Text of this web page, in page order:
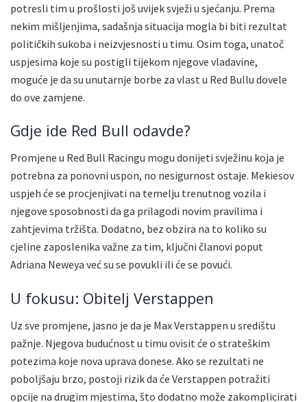
potresli tim u prošlosti još uvijek svježi u sjećanju. Prema
nekim mišljenjima, sadašnja situacija mogla bi biti rezultat
političkih sukoba i neizvjesnosti u timu. Osim toga, unatoč
uspjesima koje su postigli tijekom njegove vladavine,
moguće je da su unutarnje borbe za vlast u Red Bullu dovele
do ove zamjene.
Gdje ide Red Bull odavde?
Promjene u Red Bull Racingu mogu donijeti svježinu koja je
potrebna za ponovni uspon, no nesigurnost ostaje. Mekiesov
uspjeh će se procjenjivati na temelju trenutnog vozila i
njegove sposobnosti da ga prilagodi novim pravilima i
zahtjevima tržišta. Dodatno, bez obzira na to koliko su
cjeline zaposlenika važne za tim, ključni članovi poput
Adriana Neweya već su se povukli ili će se povući.
U fokusu: Obitelj Verstappen
Uz sve promjene, jasno je da je Max Verstappen u središtu
pažnje. Njegova budućnost u timu ovisit će o strateškim
potezima koje nova uprava donese. Ako se rezultati ne
poboljšaju brzo, postoji rizik da će Verstappen potražiti
opcije na drugim mjestima, što dodatno može zakomplicirati